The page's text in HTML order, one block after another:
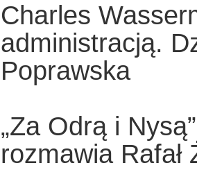
Charles
administracją.
Poprawska
„Za Odrą i
rozmawia Rafał